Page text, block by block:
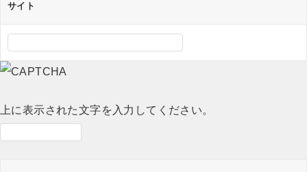
サイト
上に表示された文字を入力してください。